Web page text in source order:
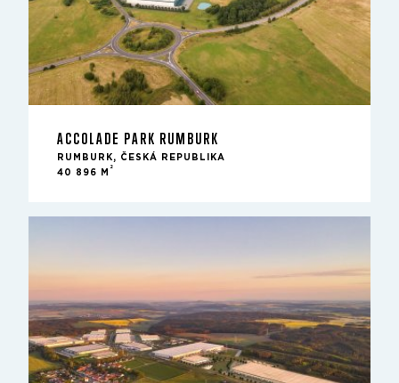
ACCOLADE PARK RUMBURK
RUMBURK, ČESKÁ REPUBLIKA
40 896 M
2